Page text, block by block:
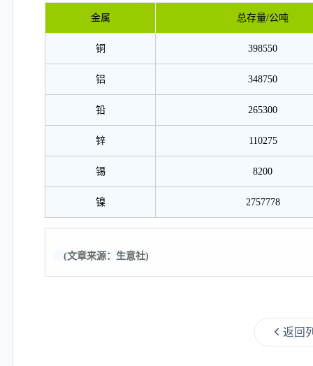
金属 总存量/公吨
铜 398550
铝 348750
铅 265300
锌 110275
锡 8200
镍 2757778
(文章来源：生意社)
返回